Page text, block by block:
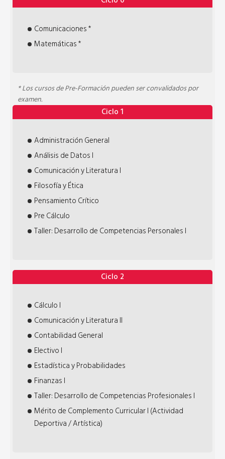
Comunicaciones *
Matemáticas *
* Los cursos de Pre-Formación pueden ser convalidados por
examen.
Ciclo 1
Administración General
Análisis de Datos I
Comunicación y Literatura I
Filosofía y Ética
Pensamiento Crítico
Pre Cálculo
Taller: Desarrollo de Competencias Personales I
Ciclo 2
Cálculo I
Comunicación y Literatura II
Contabilidad General
Electivo I
Estadística y Probabilidades
Finanzas I
Taller: Desarrollo de Competencias Profesionales I
Mérito de Complemento Curricular I (Actividad
Deportiva / Artística)